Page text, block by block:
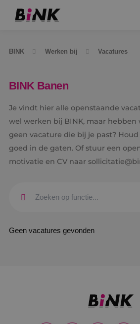
BINK Werken bij Vacatures
BINK Banen
Je vindt hier alle openstaande
wel werken bij BINK, maar
geen vacature die bij je past?
goed in de gaten. Of stuur een
motivatie en CV naar
Geen vacatures gevonden